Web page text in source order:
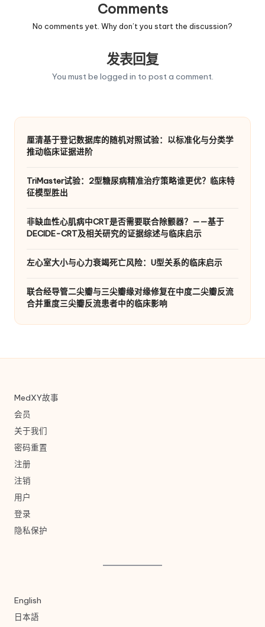
Comments
No comments yet. Why don’t you start the discussion?
发表回复
You must be logged in to post a comment.
厘清基于登记数据库的随机对照试验：以标准化与分类学
推动临床证据进阶
TriMaster试验：2型糖尿病精准治疗策略谁更优？临床特
征模型胜出
非缺血性心肌病中CRT是否需要联合除颤器？——基于
DECIDE-CRT及相关研究的证据综述与临床启示
左心室大小与心力衰竭死亡风险：U型关系的临床启示
联合经导管二尖瓣与三尖瓣缘对缘修复在中度二尖瓣反流
合并重度三尖瓣反流患者中的临床影响
MedXY故事
会员
关于我们
密码重置
注册
注销
用户
登录
隐私保护
English
日本語